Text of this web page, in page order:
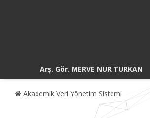
Arş. Gör. MERVE NUR TURKAN
Akademik Veri Yönetim Sistemi